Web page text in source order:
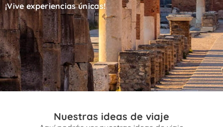
¡Vive experiencias únicas!
Nuestras ideas de viaje